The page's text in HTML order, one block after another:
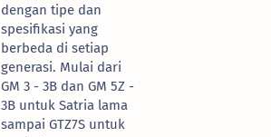
dengan tipe dan
spesifikasi yang
berbeda di setiap
generasi. Mulai dari
GM 3 - 3B dan GM 5Z -
3B untuk Satria lama
sampai GTZ7S untuk